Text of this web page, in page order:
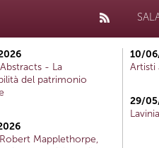
- La
del patrimonio
Mapplethorpe,
10/
Artisti
29/